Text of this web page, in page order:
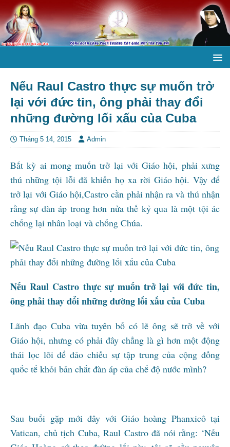
Nếu Raul Castro thực sự muốn trở
lại với đức tin, ông phải thay đổi
những đường lối xấu của Cuba
Tháng 5 14, 2015 Admin
Bất kỳ ai mong muốn trở lại với Giáo hội, phải xưng
thú những tội lỗi đã khiến họ xa rời Giáo hội. Vậy để
trở lại với Giáo hội,Castro cần phải nhận ra và thú nhận
rằng sự đàn áp trong hơn nửa thế kỷ qua là một tội ác
chống lại nhân loại và chống Chúa.
Nếu Raul Castro thực sự muốn trở lại với đức tin,
ông phải thay đổi những đường lối xấu của Cuba
Lãnh đạo Cuba vừa tuyên bố có lẽ ông sẽ trở về với
Giáo hội, nhưng có phải đây chẳng là gì hơn một động
thái lọc lõi để đảo chiều sự tập trung của cộng đồng
quốc tế khỏi bản chất đàn áp của chế độ nước mình?
Sau buổi gặp mới đây với Giáo hoàng Phanxicô tại
Vatican, chủ tịch Cuba, Raul Castro đã nói rằng: ‘Nếu